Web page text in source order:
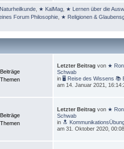
, ★ KalMag, ★ Lernen über die
Forum Philosophie, ★ Religionen &
Letzter Beitrag von ★
Schwab
in 🖥 Reise des Wissens 📚
am 14. Januar 2021,
Letzter Beitrag von ★
Schwab
in 🔝
am 31. Oktober 2020,